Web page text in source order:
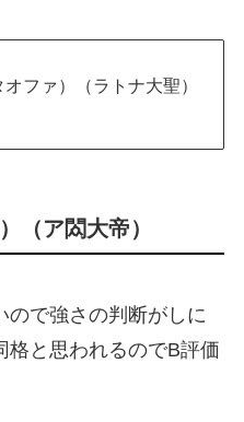
ファ）（ラトナ大聖）
（ア閦大帝）
ので強さの判断がしに
格と思われるのでB評価